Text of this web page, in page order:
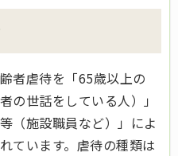
者虐待を「65歳以上の
の世話をしている人）」
（施設職員など）」によ
ています。虐待の種類は